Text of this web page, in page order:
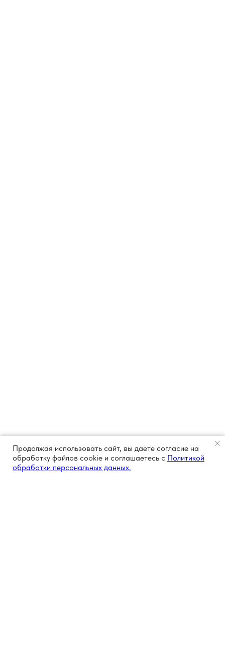
Продолжая использовать сайт, вы даете согласие на
обработку файлов cookie и соглашаетесь с Политикой
обработки персональных данных.